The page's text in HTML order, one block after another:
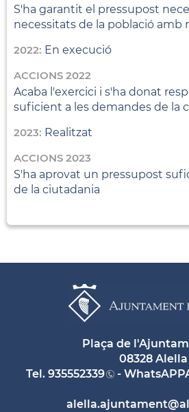
S'ha garantit el pressupost
necessitats de la població amb
2022: En execució
ACCIONS 2022
Acaba l'exercici i s'ha donat
suficient a les demandes de la
2023: Realitzat
ACCIONS 2023
S'ha aprovat un pressupost
de la ciutadania
Plaça de
08328 Alella
Tel. 935552339 -
alella.ajuntament